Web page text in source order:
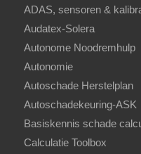
ADAS, sensoren &
Audatex-Solera
Autonome Noodremhulp
Autonomie
Autoschade Herstelplan
Autoschadekeuring-ASK
Basiskennis schade
Calculatie Toolbox